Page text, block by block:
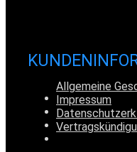
Allgemeine
Impressum